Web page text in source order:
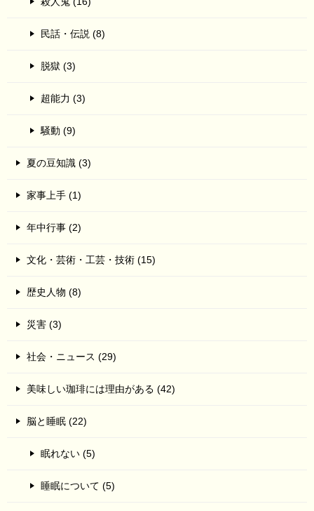
民話・伝説 (8)
脱獄 (3)
超能力 (3)
騒動 (9)
夏の豆知識 (3)
家事上手 (1)
年中行事 (2)
文化・芸術・工芸・技術 (15)
歴史人物 (8)
災害 (3)
社会・ニュース (29)
美味しい珈琲には理由がある (42)
脳と睡眠 (22)
眠れない (5)
睡眠について (5)